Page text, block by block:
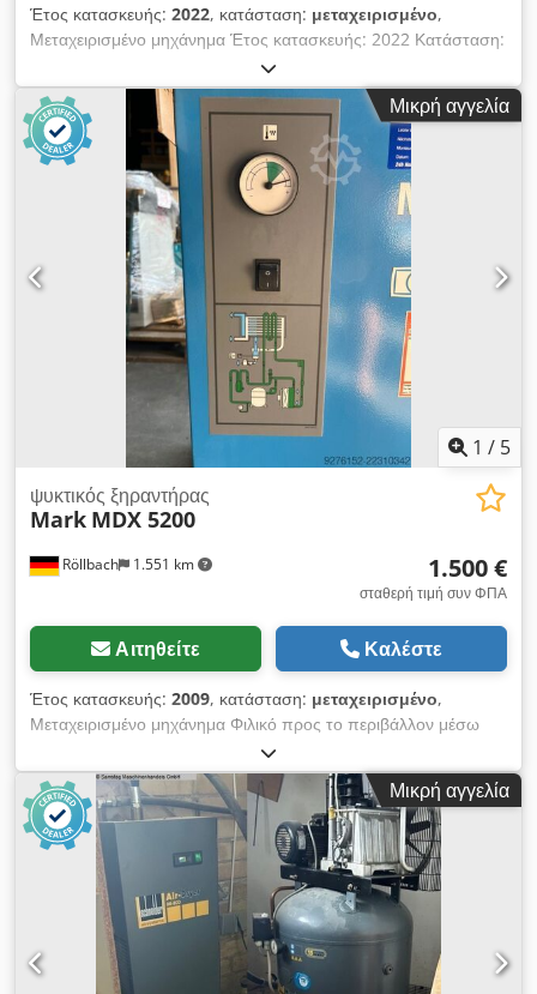
Έτος κατασκευής: 2022, κατάσταση: μεταχειρισμένο,
Μεταχειρισμένο μηχάνημα Έτος κατασκευής: 2022 Κατάσταση:
σαν καινούργιο, με λίγες ώρες λειτουργίας, δεν έχει
χρησιμοποιηθεί στην παραγωγή. Εξοπλισμός και τεχνικά
χαρακτηριστικά: - Συμπαγής συμπιεστής βιδών με ρυθμιζόμενη
ταχύτητα και καινοτόμο σύστημα ελέγχου LOGIN - Με δοχείο
και ψυκτικό ξηραντήρα - Μέγιστη πίεση: 10 bar -
Αποτελεσματική παροχή: 1.050 λίτρα/λεπτό Dcodpfx Amezk
Nrzonek - Ισχύς κινητήρα: 7,5 kW - Επίπεδο θορύβου: 62
dB(A) - Σύνδεση: 1/2 - Χωρητικότητα δοχείου: 270 λίτρα
(AD2000) - Ρυθμιζόμενη συχνότητα - Ηλεκτρονικός έλεγχος -
Ανταλλάκτης θερμότητας λαδιού - Εσωτερική και εξωτερική
επιφανειακή επίστρωση του δοχείου συμπιεσμένου αέρα με
γαλβανισμό - Μετάδοση κίνησης: Άμεση σύζευξη - Σύστημα:
Αστέρι-Τρίγωνο - Συμμόρφωση με το πρότυπο AD 2000: ναι
Διαστάσεις: 1.200 × 650 × 1.540 mm Βάρος: 295 kg
Διαθεσιμότητα: άμεση Τοποθεσία αποθήκευσης: Röllbach
Μικρή αγγελία
1 / 5
Röllbach 1.551 km
ψυκτικός ξηραντήρας
Mark MDX 5200
1.500 €
σταθερή τιμή συν ΦΠΑ
Αιτηθείτε Καλέστε
Έτος κατασκευής: 2009, κατάσταση: μεταχειρισμένο,
Μεταχειρισμένο μηχάνημα Φιλικό προς το περιβάλλον μέσω
της χρήσης R404A Εξοικονόμηση ενέργειας χάρη στον
περιστρεφόμενο συμπιεστή ψυκτικού υγρού (20–30% πιο
αποδοτικός από τον συμβατικό εμβολοφόρο συμπιεστή)
Έξυπνη διαχείριση αποστράγγισης συμπυκνωμάτων Dcedezk
Nrhepfx Amnok Μέγ. πίεση λειτουργίας: 13 bar
Επεξεργασμένος όγκος πεπιεσμένου αέρα: 5.200 l/min, 7.312
m²/ώρα Ισχύς κινητήρα: 1,58 kW, 230 V Μέγ. θερμοκρασία
εισόδου: 55°C Διαστάσεις: 557 x 460 x 789 mm
Διαθεσιμότητα: άμεσα Τοποθεσία αποθήκης: Röllbach
Μικρή αγγελία